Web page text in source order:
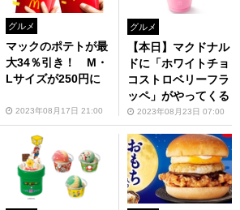
グルメ
マックのポテトが最
大34％引き！ M・
Lサイズが250円に
2023年08月17日 21:00
グルメ
【本日】マクドナル
ドに「ホワイトチョ
コストロベリーフラ
ッペ」がやってくる
2023年08月23日 07:00